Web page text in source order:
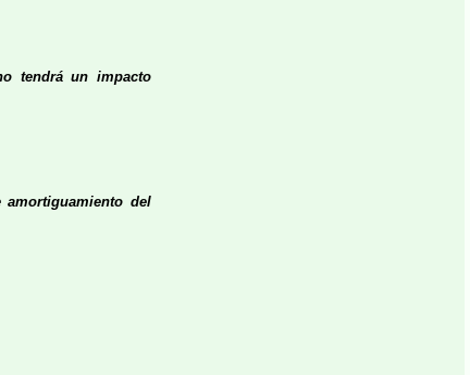
tendrá un impacto
del